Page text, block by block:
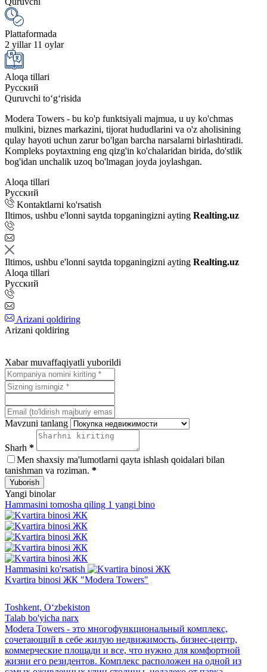
Plattaformada
2 yillar 11 oylar
Aloqa tillari
Русский
Quruvchi to‘g‘risida
Modera Towers - bu ko'p funktsiyali majmua, u uy ko'chmas
mulkini, biznes markazini, tijorat hududlarini va o'z aholisining
qulay hayoti uchun zarur bo'lgan barcha narsalarni birlashtiradi.
Kompleks poytaxtning eng qizg'in ko'chalaridan birida, do'stlik
bog'idan unchalik uzoq bo'lmagan joyda joylashgan.
Aloqa tillari
Русский
Kontaktlarni ko'rsatish
Iltimos, ushbu e'lonni saytda topganingizni ayting Realting.uz
Iltimos, ushbu e'lonni saytda topganingizni ayting Realting.uz
Aloqa tillari
Русский
Arizani qoldiring
Arizani qoldiring
Xabar muvaffaqiyatli yuborildi
Mavzuni tanlang
Sharh *
Men shaxsiy ma'lumotlarni qayta ishlash qoidalari bilan
tanishman va roziman. *
Yuborish
Yangi binolar
Hammasini tomosha qiling 1 yangi bino
Hammasini ko'rsatish
Kvartira binosi ЖК "Modera Towers"
Toshkent, Oʻzbekiston
Talab bo'yicha narx
Modera Towers - это многофункциональный комплекс,
сочетающий в себе жилую недвижимость, бизнес-центр,
коммерческие площади и все, что нужно для комфортной
жизни его резидентов. Комплекс расположен на одной из